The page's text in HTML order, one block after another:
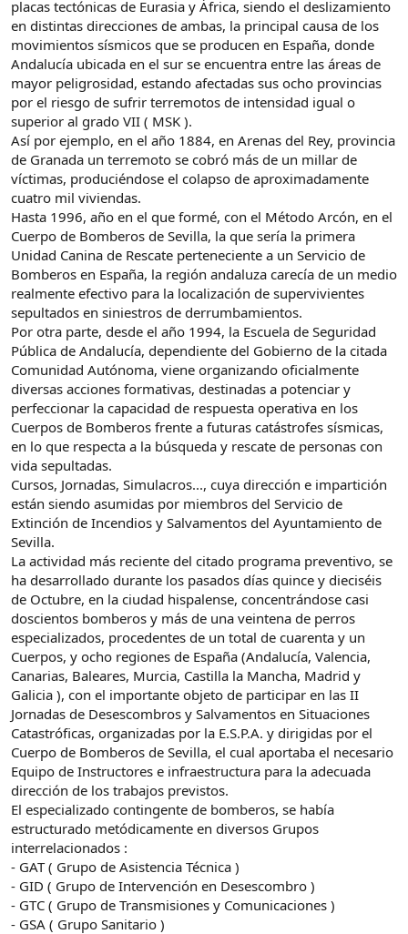
placas tectónicas de Eurasia y África, siendo el deslizamiento
en distintas direcciones de ambas, la principal causa de los
movimientos sísmicos que se producen en España, donde
Andalucía ubicada en el sur se encuentra entre las áreas de
mayor peligrosidad, estando afectadas sus ocho provincias
por el riesgo de sufrir terremotos de intensidad igual o
superior al grado VII ( MSK ).
Así por ejemplo, en el año 1884, en Arenas del Rey, provincia
de Granada un terremoto se cobró más de un millar de
víctimas, produciéndose el colapso de aproximadamente
cuatro mil viviendas.
Hasta 1996, año en el que formé, con el Método Arcón, en el
Cuerpo de Bomberos de Sevilla, la que sería la primera
Unidad Canina de Rescate perteneciente a un Servicio de
Bomberos en España, la región andaluza carecía de un medio
realmente efectivo para la localización de supervivientes
sepultados en siniestros de derrumbamientos.
Por otra parte, desde el año 1994, la Escuela de Seguridad
Pública de Andalucía, dependiente del Gobierno de la citada
Comunidad Autónoma, viene organizando oficialmente
diversas acciones formativas, destinadas a potenciar y
perfeccionar la capacidad de respuesta operativa en los
Cuerpos de Bomberos frente a futuras catástrofes sísmicas,
en lo que respecta a la búsqueda y rescate de personas con
vida sepultadas.
Cursos, Jornadas, Simulacros..., cuya dirección e impartición
están siendo asumidas por miembros del Servicio de
Extinción de Incendios y Salvamentos del Ayuntamiento de
Sevilla.
La actividad más reciente del citado programa preventivo, se
ha desarrollado durante los pasados días quince y dieciséis
de Octubre, en la ciudad hispalense, concentrándose casi
doscientos bomberos y más de una veintena de perros
especializados, procedentes de un total de cuarenta y un
Cuerpos, y ocho regiones de España (Andalucía, Valencia,
Canarias, Baleares, Murcia, Castilla la Mancha, Madrid y
Galicia ), con el importante objeto de participar en las II
Jornadas de Desescombros y Salvamentos en Situaciones
Catastróficas, organizadas por la E.S.P.A. y dirigidas por el
Cuerpo de Bomberos de Sevilla, el cual aportaba el necesario
Equipo de Instructores e infraestructura para la adecuada
dirección de los trabajos previstos.
El especializado contingente de bomberos, se había
estructurado metódicamente en diversos Grupos
interrelacionados :
- GAT ( Grupo de Asistencia Técnica )
- GID ( Grupo de Intervención en Desescombro )
- GTC ( Grupo de Transmisiones y Comunicaciones )
- GSA ( Grupo Sanitario )